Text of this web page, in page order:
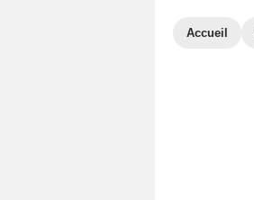
Accueil